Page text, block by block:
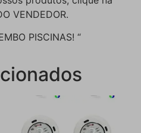
VENDEDOR.
PISCINAS! “